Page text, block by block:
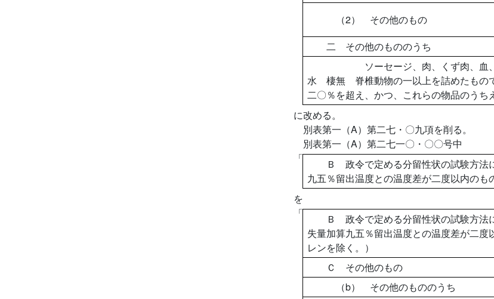
（2） その他のもの
二 その他のもののうち
ソーセージ、肉、くず肉、血、魚
水 棲無 脊椎動物の一以上を詰めたもの
二〇％を超え、かつ、これらの物品のうち
に改める。
別表第一（A）第二七・〇九項を削る。
別表第一（A）第二七一〇・〇〇号中
「
Ｂ 政令で定める分留性状の試験方法
九五％留出温度との温度差が二度以内のも
を
「
Ｂ 政令で定める分留性状の試験方法
失量加算九五％留出温度との温度差が二
レンを除く。）
Ｃ その他のもの
（b） その他のもののうち